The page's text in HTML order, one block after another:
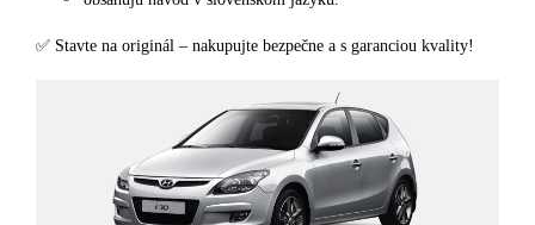
✅ Stavte na originál – nakupujte bezpečne a s garanciou kvality!